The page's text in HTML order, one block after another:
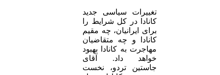
تغییرات سیاسی جدید
کانادا در کل شرایط را
برای ایرانیان، چه مقیم
کانادا و چه متقاضیان
مهاجرت به کانادا بهبود
خواهد داد. آقای
جاستین تردو، نخست